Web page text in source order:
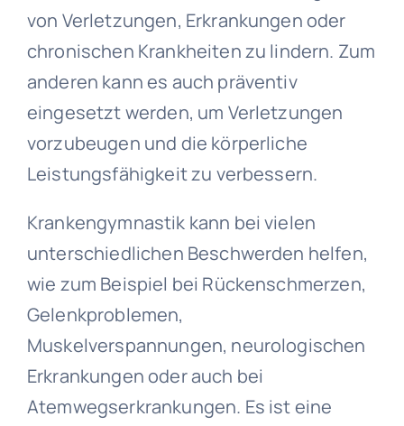
von Verletzungen, Erkrankungen oder
chronischen Krankheiten zu lindern. Zum
anderen kann es auch präventiv
eingesetzt werden, um Verletzungen
vorzubeugen und die körperliche
Leistungsfähigkeit zu verbessern.
Krankengymnastik kann bei vielen
unterschiedlichen Beschwerden helfen,
wie zum Beispiel bei Rückenschmerzen,
Gelenkproblemen,
Muskelverspannungen, neurologischen
Erkrankungen oder auch bei
Atemwegserkrankungen. Es ist eine